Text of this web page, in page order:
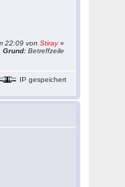
22:09 vonStiray»
Grund: Betreffzeile
IP gespeichert